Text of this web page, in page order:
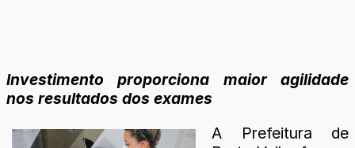
Investimento proporciona maior agilidade
nos resultados dos exames
A Prefeitura de